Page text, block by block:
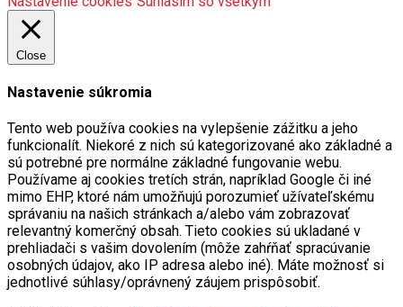
Close
Nastavenie súkromia
Tento web používa cookies na vylepšenie zážitku a jeho
funkcionalít. Niekoré z nich sú kategorizované ako základné a
sú potrebné pre normálne základné fungovanie webu.
Používame aj cookies tretích strán, napríklad Google či iné
mimo EHP, ktoré nám umožňujú porozumieť užívateľskému
správaniu na našich stránkach a/alebo vám zobrazovať
relevantný komerčný obsah. Tieto cookies sú ukladané v
prehliadači s vašim dovolením (môže zahŕňať spracúvanie
osobných údajov, ako IP adresa alebo iné). Máte možnosť si
jednotlivé súhlasy/oprávnený záujem prispôsobiť.